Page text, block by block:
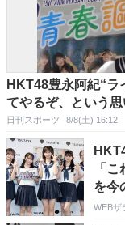
HKT48豊永阿紀“ラ
てやるぞ、という思
日刊スポーツ 8/8(土) 16:12
「
を今
WEBザ